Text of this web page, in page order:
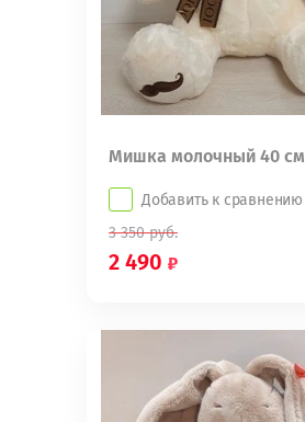
Мишка молочный 40 см
Добавить к сравнению
3 350руб.
2 490